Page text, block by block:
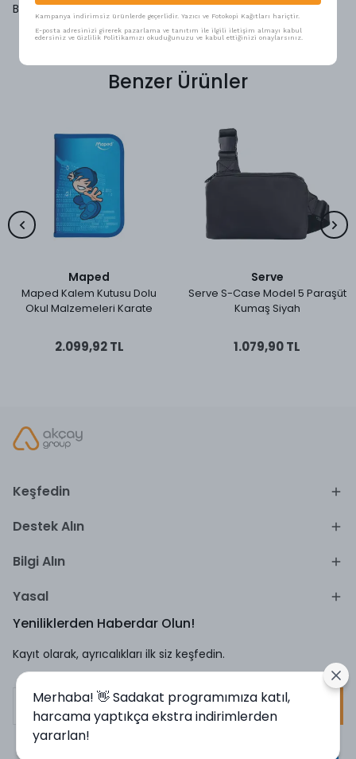
Bu ürün için henüz yorum yapılmamış.
Benzer Ürünler
Maped
Maped Kalem Kutusu Dolu
Okul Malzemeleri Karate
2.099,92 TL
Serve
Serve S-Case Model 5 Paraşüt
Kumaş Siyah
1.079,90 TL
Keşfedin
Destek Alın
Bilgi Alın
Yasal
Yeniliklerden Haberdar Olun!
Kayıt olarak, ayrıcalıkları ilk siz keşfedin.
Kampanya indirimsiz ürünlerde geçerlidir. Yazıcı ve Fotokopi Kağıtları hariçtir.
E-posta adresinizi girerek pazarlama ve tanıtım ile ilgili iletişim almayı kabul
edersiniz ve Gizlilik Politikamızı okuduğunuzu ve kabul ettiğinizi onaylarsınız.
Merhaba! 👋 Sadakat programımıza katıl,
harcama yaptıkça ekstra indirimlerden
yararlan!